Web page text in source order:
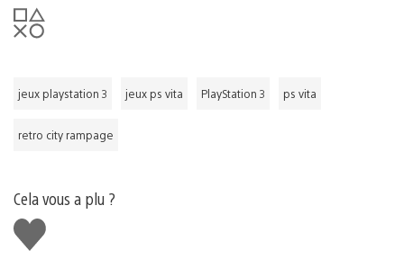
jeux playstation 3 jeux ps vita PlayStation 3 ps vita
retro city rampage
Cela vous a plu ?
J'aime